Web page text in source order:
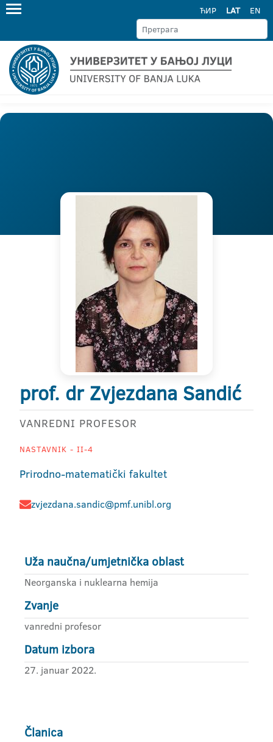
ЋИР LAT EN
prof. dr Zvjezdana Sandić
VANREDNI PROFESOR
NASTAVNIK - II-4
Prirodno-matematički fakultet
zvjezdana.sandic@pmf.unibl.org
Uža naučna/umjetnička oblast
Neorganska i nuklearna hemija
Zvanje
vanredni profesor
Datum izbora
27. januar 2022.
Članica